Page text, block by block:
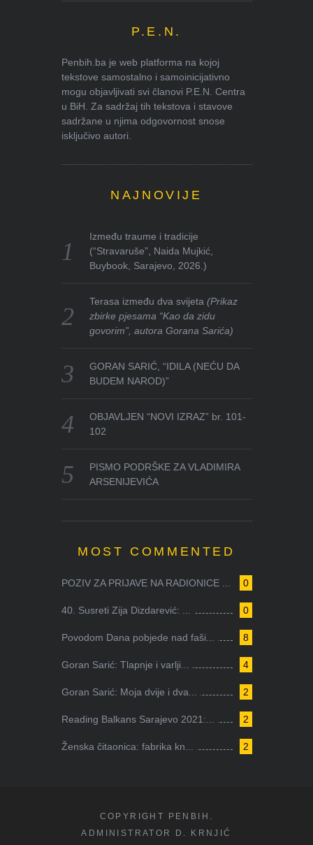
P.E.N.
Penbih.ba je web platforma na kojoj
tekstove samostalno i samoinicijativno
mogu objavljivati svi članovi P.E.N. Centra
u BiH. Za sadržaj tih tekstova i stavove
sadržane u njima odgovornost snose
isključivo autori.
NAJNOVIJE
Između traume i tradicije
(“Stravaruše”, Naida Mujkić,
Buybook, Sarajevo, 2026.)
Terasa između dva svijeta(Prikaz
zbirke pjesama “Kao da zidu
govorim”, autora Gorana Sarića)
GORAN SARIĆ, “IDILA (NEĆU DA
BUDEM NAROD)”
OBJAVLJEN “NOVI IZRAZ” br. 101-
102
PISMO PODRŠKE ZA VLADIMIRA
ARSENIJEVIĆA
MOST COMMENTED
0
POZIV ZA PRIJAVE NA RADIONICE ...
0
40. Susreti Zija Dizdarević: ...
8
Povodom Dana pobjede nad faši...
4
Goran Sarić: Tlapnje i varlji...
2
Goran Sarić: Moja dvije i dva...
2
Reading Balkans Sarajevo 2021:...
2
Ženska čitaonica: fabrika kn...
COPYRIGHT PENBIH.
ADMINISTRATOR D. KRNJIĆ